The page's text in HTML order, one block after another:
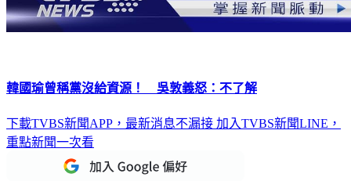
韓國瑜曾稱黨沒給資源！ 吳敦義怒：不了解
下載TVBS新聞APP，最新消息不漏接 加入TVBS新聞LINE，
重點新聞一次看